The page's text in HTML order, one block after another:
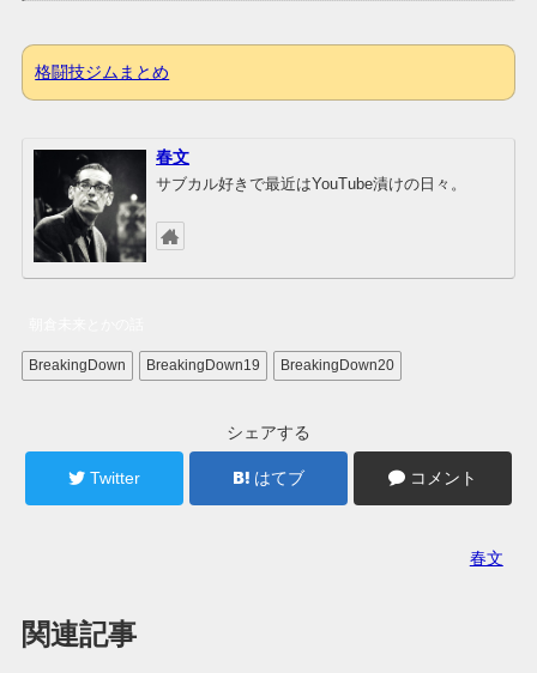
格闘技ジムまとめ
春文
サブカル好きで最近はYouTube漬けの日々。
BreakingDown BreakingDown19 BreakingDown20
シェアする
Twitter はてブ コメント
春文
関連記事